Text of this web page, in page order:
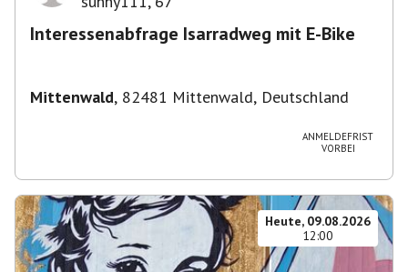
Interessenabfrage Isarradweg mit E-Bike
Mittenwald, 82481 Mittenwald, Deutschland
ANMELDEFRIST
VORBEI
Heute, 09.08.2026
12:00